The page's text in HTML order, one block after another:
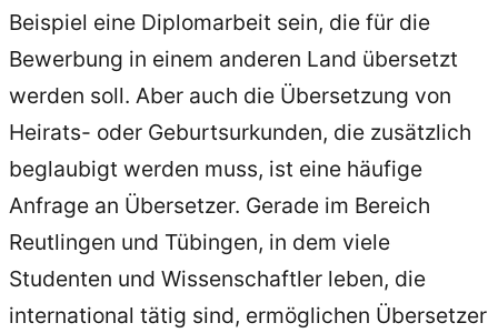
Beispiel eine Diplomarbeit sein, die für die
Bewerbung in einem anderen Land übersetzt
werden soll. Aber auch die Übersetzung von
Heirats- oder Geburtsurkunden, die zusätzlich
beglaubigt werden muss, ist eine häufige
Anfrage an Übersetzer. Gerade im Bereich
Reutlingen und Tübingen, in dem viele
Studenten und Wissenschaftler leben, die
international tätig sind, ermöglichen Übersetzer